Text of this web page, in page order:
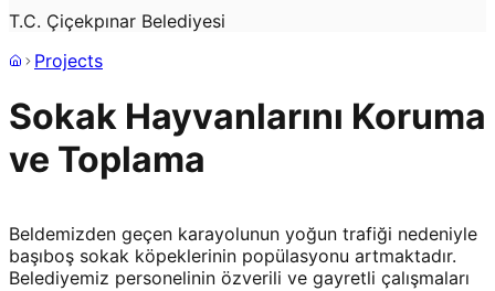
T.C. Çiçekpınar Belediyesi
Projects
Sokak Hayvanlarını Koruma
ve Toplama
Beldemizden geçen karayolunun yoğun trafiği nedeniyle
başıboş sokak köpeklerinin popülasyonu artmaktadır.
Belediyemiz personelinin özverili ve gayretli çalışmaları